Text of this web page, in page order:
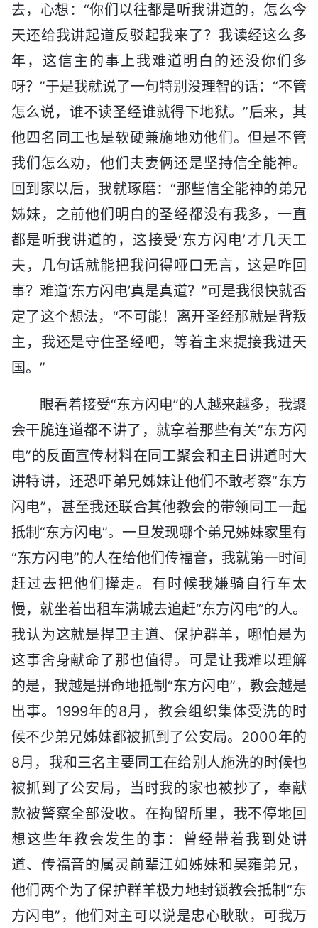
去，心想：“你们以往都是听我讲道的，怎么今
天还给我讲起道反驳起我来了？我读经这么多
年，这信主的事上我难道明白的还没你们多
呀？”于是我就说了一句特别没理智的话：“不管
怎么说，谁不读圣经谁就得下地狱。”后来，其
他四名同工也是软硬兼施地劝他们。但是不管
我们怎么劝，他们夫妻俩还是坚持信全能神。
回到家以后，我就琢磨：“那些信全能神的弟兄
姊妹，之前他们明白的圣经都没有我多，一直
都是听我讲道的，这接受‘东方闪电’才几天工
夫，几句话就能把我问得哑口无言，这是咋回
事？难道‘东方闪电’真是真道？”可是我很快就否
定了这个想法，“不可能！离开圣经那就是背叛
主，我还是守住圣经吧，等着主来提接我进天
国。”
眼看着接受“东方闪电”的人越来越多，我聚
会干脆连道都不讲了，就拿着那些有关“东方闪
电”的反面宣传材料在同工聚会和主日讲道时大
讲特讲，还恐吓弟兄姊妹让他们不敢考察“东方
闪电”，甚至我还联合其他教会的带领同工一起
抵制“东方闪电”。一旦发现哪个弟兄姊妹家里有
“东方闪电”的人在给他们传福音，我就第一时间
赶过去把他们撵走。有时候我嫌骑自行车太
慢，就坐着出租车满城去追赶“东方闪电”的人。
我认为这就是捍卫主道、保护群羊，哪怕是为
这事舍身献命了那也值得。可是让我难以理解
的是，我越是拼命地抵制“东方闪电”，教会越是
出事。1999年的8月，教会组织集体受洗的时
候不少弟兄姊妹都被抓到了公安局。2000年的
8月，我和三名主要同工在给别人施洗的时候也
被抓到了公安局，当时我的家也被抄了，奉献
款被警察全部没收。在拘留所里，我不停地回
想这些年教会发生的事：曾经带着我到处讲
道、传福音的属灵前辈江如姊妹和吴雍弟兄，
他们两个为了保护群羊极力地封锁教会抵制“东
方闪电”，他们对主可以说是忠心耿耿，可我万